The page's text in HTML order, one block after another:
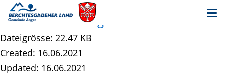
Haus- und Badeordnung für die
Badestelle am Höglwörther See
Dateigrösse: 22.47 KB
Created: 16.06.2021
Updated: 16.06.2021